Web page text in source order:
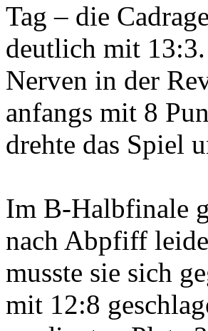
Tag – die
deutlich mit 13:3.
Nerven in der
anfangs mit 8
drehte das Spiel
Im B-Halbfinale
nach Abpfiff
musste sie sich
mit 12:8